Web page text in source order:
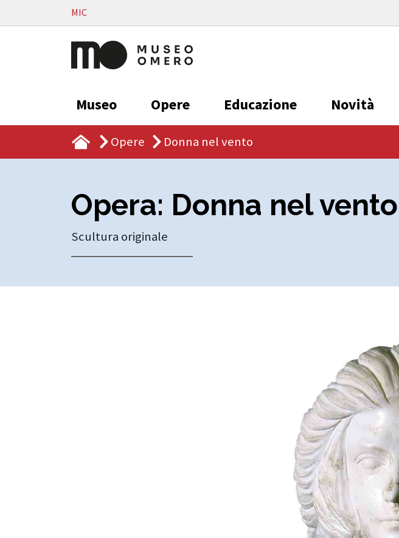
Vai al contenutoMIC
Museo Opere Educazione Novità
Opere Donna nel vento
Opera: Donna nel vento
Scultura originale